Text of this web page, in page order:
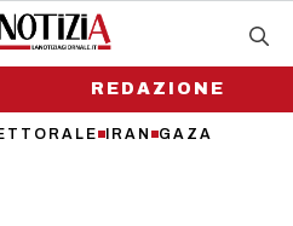
IRAN GAZA
REDAZIONE